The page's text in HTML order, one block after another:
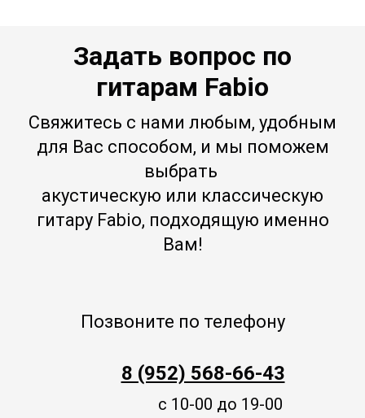
Задать вопрос по
гитарам Fabio
Свяжитесь с нами любым, удобным
для Вас способом, и мы поможем
выбрать
акустическую или классическую
гитару Fabio, подходящую именно
Вам!
Позвоните по телефону
8 (952) 568-66-43
с 10-00 до 19-00